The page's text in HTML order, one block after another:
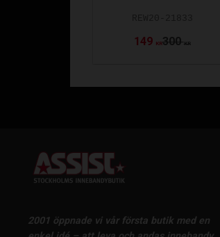
149 KR300 KR
2001 öppnade vi vår första butik med en